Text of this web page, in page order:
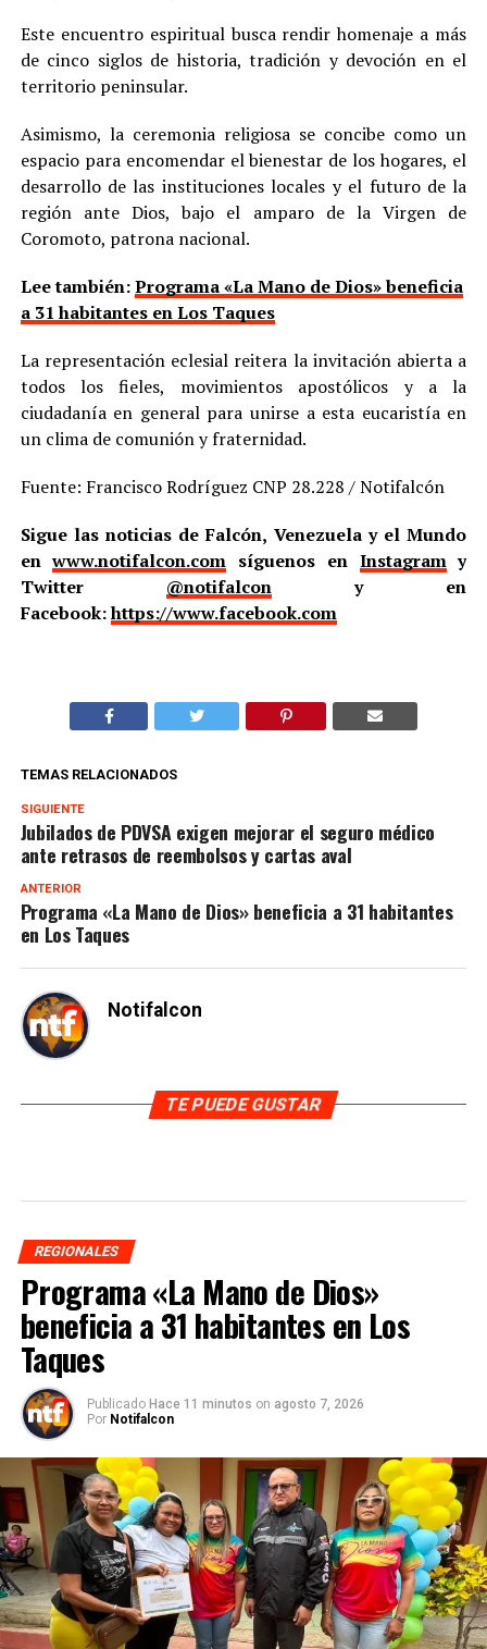
Este encuentro espiritual busca rendir homenaje a más
de cinco siglos de historia, tradición y devoción en el
territorio peninsular.
Asimismo, la ceremonia religiosa se concibe como un
espacio para encomendar el bienestar de los hogares, el
desarrollo de las instituciones locales y el futuro de la
región ante Dios, bajo el amparo de la Virgen de
Coromoto, patrona nacional.
Lee también:Programa «La Mano de Dios» beneficia
a 31 habitantes en Los Taques
La representación eclesial reitera la invitación abierta a
todos los fieles, movimientos apostólicos y a la
ciudadanía en general para unirse a esta eucaristía en
un clima de comunión y fraternidad.
Fuente: Francisco Rodríguez CNP 28.228 / Notifalcón
Sigue las noticias de Falcón, Venezuela y el Mundo
enwww.notifalcon.com síguenos en Instagramy
Twitter @notifalcony en
Facebook:https://www.facebook.com
TEMAS RELACIONADOS
SIGUIENTE
Jubilados de PDVSA exigen mejorar el seguro médico
ante retrasos de reembolsos y cartas aval
ANTERIOR
Programa «La Mano de Dios» beneficia a 31 habitantes
en Los Taques
Notifalcon
TE PUEDE GUSTAR
REGIONALES
Programa «La Mano de Dios»
beneficia a 31 habitantes en Los
Taques
Publicado Hace 11 minutos on agosto 7, 2026
Por Notifalcon